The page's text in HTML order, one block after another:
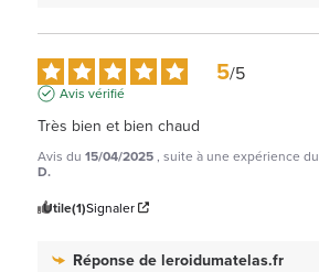
5/5
Avis vérifié
Très bien et bien chaud
Avis du 15/04/2025, suite à une expérience du
D.
Utile(1)Signaler
Réponse de leroidumatelas.fr